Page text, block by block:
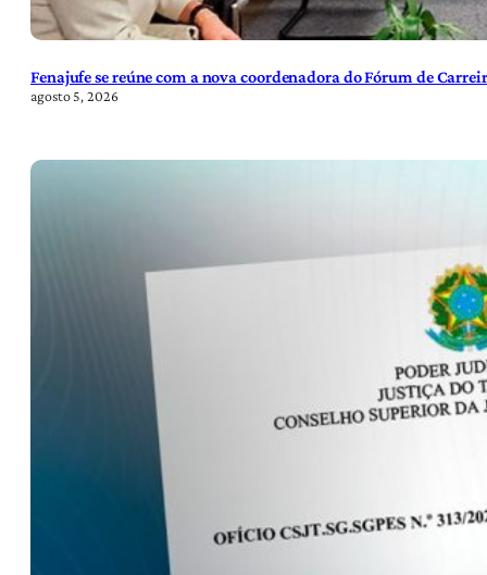
Fenajufe se reúne com a nova coordenadora do Fórum de
agosto 5, 2026